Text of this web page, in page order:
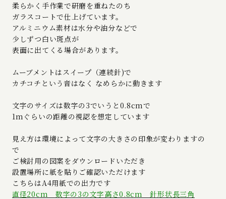
柔らかく手作業で研磨を重ねたのち
ガラスコートで仕上げています。
アルミニウム素材は水分や油分などで
少しずつ白い斑点が
表面に出てくる場合があります。
ムーブメントはスイープ（連続針)で
カチコチという音はなく なめらかに動きます
文字のサイズは数字の3でいうと0.8cmで
1mぐらいの距離の視認を想定しています
見え方は環境によって文字の大きさの印象が変わりますの
で
ご検討用の図案をダウンロードいただき
設置場所に紙を貼りご確認いただけます
こちらはA4用紙での出力です
直径20cm 数字の3の文字高さ0.8cm 針形状長三角